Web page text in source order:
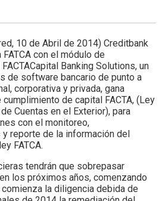
10 de Abril de 2014) Creditbank
con el módulo de
Banking Solutions, un
de software bancario de punto a
corporativa y privada, gana
de capital FACTA, (Ley
Cuentas en el Exterior), para
con el monitoreo,
reporte de la información del
FATCA.
tendrán que sobrepasar
los próximos años, comenzando
la diligencia debida de